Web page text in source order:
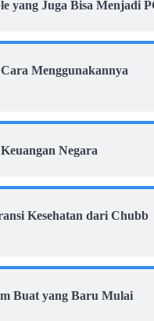
yang Juga Bisa Menjadi
Menggunakannya
Negara
Kesehatan dari Chubb
Buat yang Baru Mulai